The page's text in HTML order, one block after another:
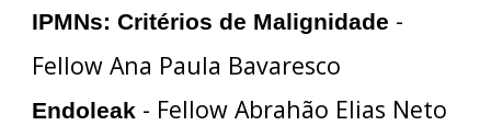
IPMNs: Critérios de Malignidade -
Fellow Ana Paula Bavaresco
Endoleak - Fellow Abrahão Elias Neto